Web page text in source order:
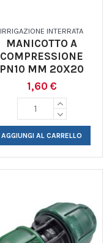
IRRIGAZIONE INTERRATA
MANICOTTO A
COMPRESSIONE
PN10 MM 20X20
1,60 €
AGGIUNGI AL CARRELLO